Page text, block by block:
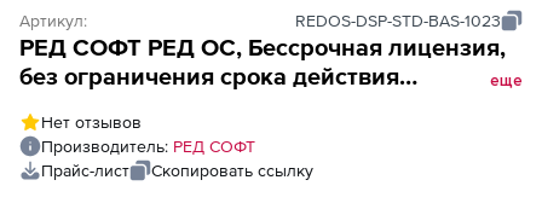
Артикул: REDOS-DSP-STD-BAS-1023
РЕД СОФТ РЕД ОС, Бессрочная лицензия,
без ограничения срока действия
Рабочая станция. Включает 1 год гарантии
базового уровня
еще
Нет отзывов
Производитель: РЕД СОФТ
Прайс-лист
Скопировать ссылку